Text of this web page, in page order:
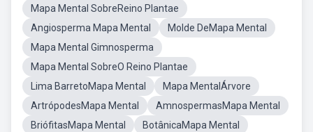
Mapa Mental SobreReino Plantae
Angiosperma Mapa Mental
Molde DeMapa Mental
Mapa Mental Gimnosperma
Mapa Mental SobreO Reino Plantae
Lima BarretoMapa Mental
Mapa MentalÁrvore
ArtrópodesMapa Mental
AmnospermasMapa Mental
BriófitasMapa Mental
BotânicaMapa Mental